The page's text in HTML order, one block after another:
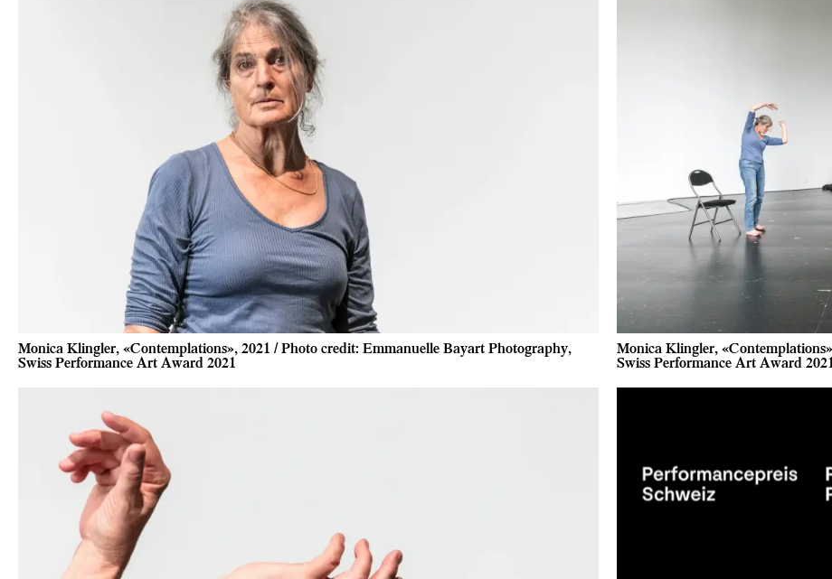
Monica Klingler, «Contemplations», 2021 / Photo credit: Emmanuelle Bayart Photography,
Swiss Performance Art Award 2021
Monica Klingler,
Swiss Performance Art Award 2021